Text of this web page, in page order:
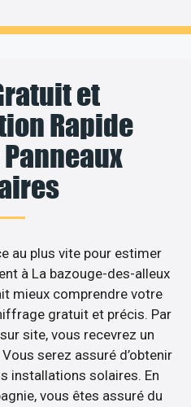
et
Rapide
au plus vite pour estimer
à La bazouge-des-alleux
mieux comprendre votre
gratuit et précis. Par
site, vous recevrez un
serez assuré d’obtenir
installations solaires. En
vous êtes assuré du